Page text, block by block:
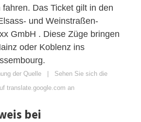
Das Ticket gilt in den
und Weinstraßen-
GmbH . Diese Züge bringen
oder Koblenz ins
der Quelle | Sehen Sie sich die
translate.google.com an
bei